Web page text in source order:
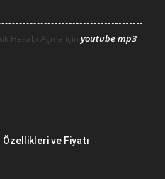
Hesabı Açma için youtube mp3
Özellikleri ve Fiyatı